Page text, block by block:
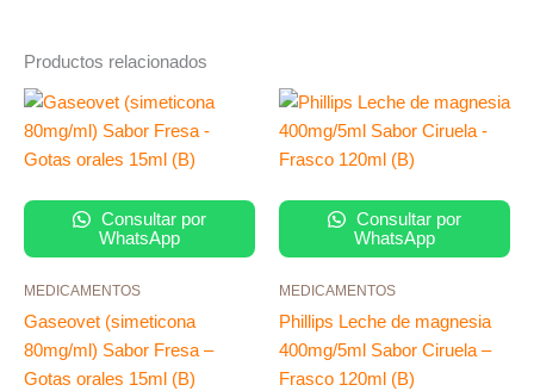
Productos relacionados
Consultar por
WhatsApp
MEDICAMENTOS
Gaseovet (simeticona
80mg/ml) Sabor Fresa –
Gotas orales 15ml (B)
Consultar por
WhatsApp
MEDICAMENTOS
Phillips Leche de magnesia
400mg/5ml Sabor Ciruela –
Frasco 120ml (B)